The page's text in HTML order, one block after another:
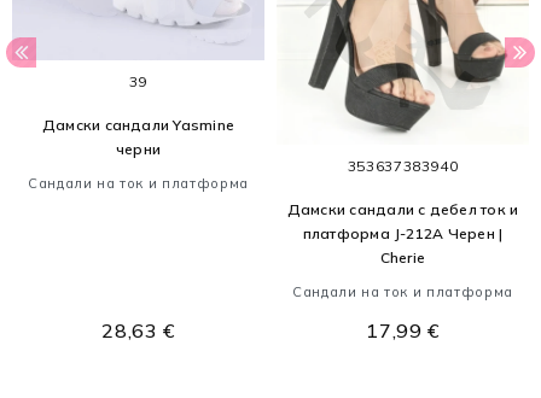
39
Дамски сандали Yasmine
черни
Сандали на ток и платформа
28,63 €
353637383940
Дамски сандали с дебел ток и
платформа J-212A Черен |
Cherie
Сандали на ток и платформа
17,99 €